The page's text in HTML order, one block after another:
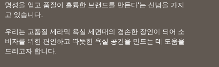
명성을 얻고 품질이 훌륭한 브랜드를 만든다'는 신념을 가지
고 있습니다.
우리는 고품질 세라믹 욕실 세면대의 겸손한 장인이 되어 소
비자를 위한 편안하고 따뜻한 욕실 공간을 만드는 데 도움을
드리고자 합니다.